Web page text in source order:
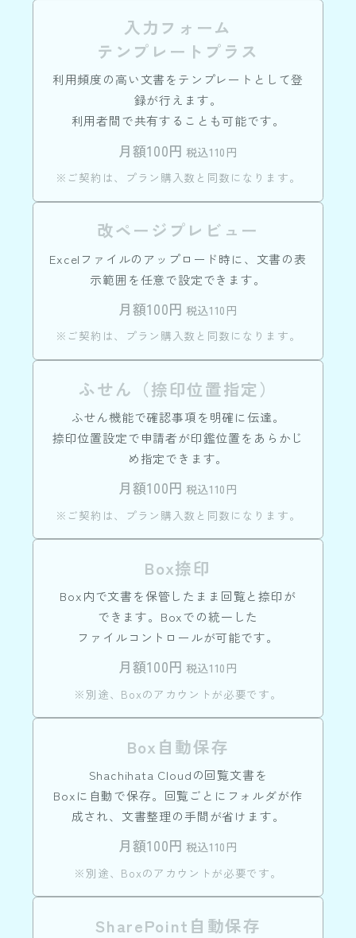
入力フォーム
テンプレートプラス
利用頻度の高い文書をテンプレートとして登
録が行えます。
利用者間で共有することも可能です。
月額100円 税込110円
※ご契約は、プラン購入数と同数になります。
改ページプレビュー
Excelファイルのアップロード時に、文書の表
示範囲を任意で設定できます。
月額100円 税込110円
※ご契約は、プラン購入数と同数になります。
ふせん（捺印位置指定）
ふせん機能で確認事項を明確に伝達。
捺印位置設定で申請者が印鑑位置をあらかじ
め指定できます。
月額100円 税込110円
※ご契約は、プラン購入数と同数になります。
Box捺印
Box内で文書を保管したまま回覧と捺印が
できます。 Boxでの統一した
ファイルコントロールが可能です。
月額100円 税込110円
※別途、Boxのアカウントが必要です。
Box自動保存
Shachihata Cloudの回覧文書を
Boxに自動で保存。 回覧ごとにフォルダが作
成され、文書整理の手間が省けます。
月額100円 税込110円
※別途、Boxのアカウントが必要です。
SharePoint自動保存